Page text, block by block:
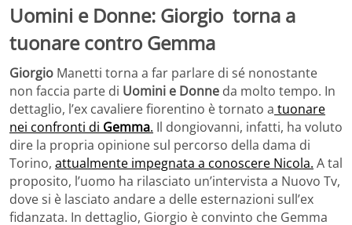
Uomini e Donne: Giorgio torna a
tuonare contro Gemma
Giorgio Manetti torna a far parlare di sé nonostante
non faccia parte di Uomini e Donne da molto tempo. In
dettaglio, l’ex cavaliere fiorentino è tornato a tuonare
nei confronti di Gemma. Il dongiovanni, infatti, ha voluto
dire la propria opinione sul percorso della dama di
Torino, attualmente impegnata a conoscere Nicola. A tal
proposito, l’uomo ha rilasciato un’intervista a Nuovo Tv,
dove si è lasciato andare a delle esternazioni sull’ex
fidanzata. In dettaglio, Giorgio è convinto che Gemma